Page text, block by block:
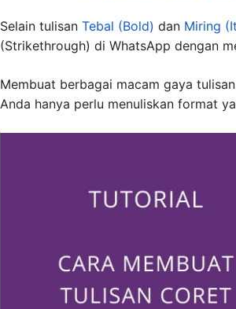
Selain tulisan Tebal (Bold) dan Miring
(Strikethrough) di WhatsApp dengan
Membuat berbagai macam gaya
Anda hanya perlu menuliskan format